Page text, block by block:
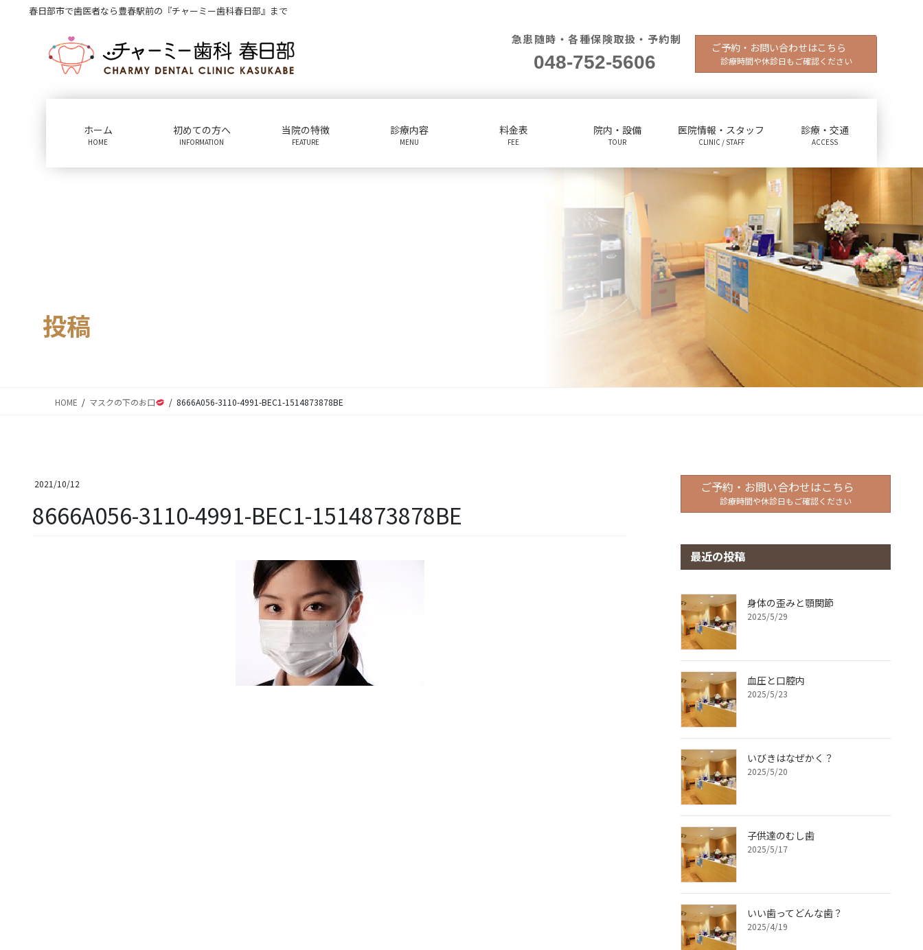
春日部市で歯医者なら豊春駅前の『チャーミー歯科春日部』まで
急患随時・各種保険取扱・予約制
048-752-5606
ご予約・お問い合わせはこちら
診療時間や休診日もご確認ください
ホーム
HOME
初めての方へ
INFORMATION
当院の特徴
FEATURE
診療内容
MENU
料金表
FEE
院内・設備
TOUR
医院情報・スタッフ
CLINIC / STAFF
診療・交通
ACCESS
投稿
HOME マスクの下のお口 8666A056-3110-4991-BEC1-1514873878BE
2021/10/12
8666A056-3110-4991-BEC1-1514873878BE
ご予約・お問い合わせはこちら
診療時間や休診日もご確認ください
最近の投稿
身体の歪みと顎関節
2025/5/29
血圧と口腔内
2025/5/23
いびきはなぜかく？
2025/5/20
子供達のむし歯
2025/5/17
いい歯ってどんな歯？
2025/4/19